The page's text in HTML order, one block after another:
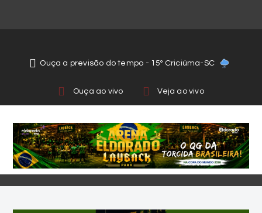
Ouça a previsão do tempo - 15º Criciúma-SC
Ouça ao vivo Veja ao vivo